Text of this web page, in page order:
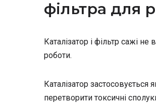
фільтра для
Каталізатор і фільтр сажі
роботи.
Каталізатор застосовується
перетворити токсичні